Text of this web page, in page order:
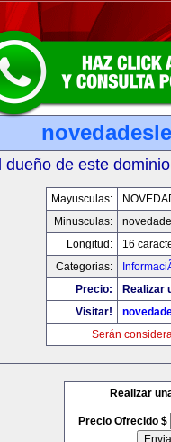
dueño de este
Mayusculas:
Minusculas:
Longitud:
16
Categorias:
Precio:
Realizar
Visitar!
Serán
Realizar
Precio Ofrecido $